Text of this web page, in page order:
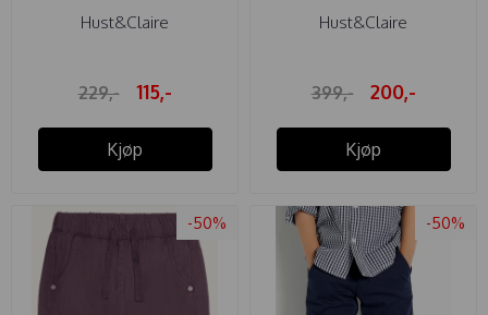
BUKSE GUSTI ...
Hust&Claire
229,- 115,-
Kjøp
BUKSE LIN ...
Hust&Claire
399,- 200,-
Kjøp
-50% -50%